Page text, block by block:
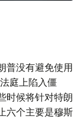
普没有避免使用
庭上陷入僵
时候将针对特朗
六个主要是穆斯